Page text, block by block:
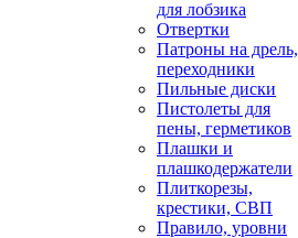
для лобзика
Отвертки
Патроны на дрель,
переходники
Пильные диски
Пистолеты для
пены, герметиков
Плашки и
плашкодержатели
Плиткорезы,
крестики, СВП
Правило, уровни